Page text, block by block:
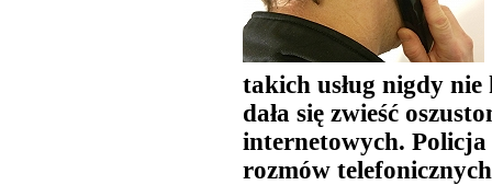
takich usług nigdy nie
dała się zwieść
internetowych. Policja
rozmów